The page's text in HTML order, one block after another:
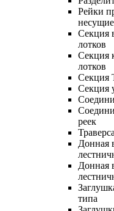
Рейки
несущие
Секция
лотков
Секция
лотков
Секция
Секция
реек
Донная
Донная
типа